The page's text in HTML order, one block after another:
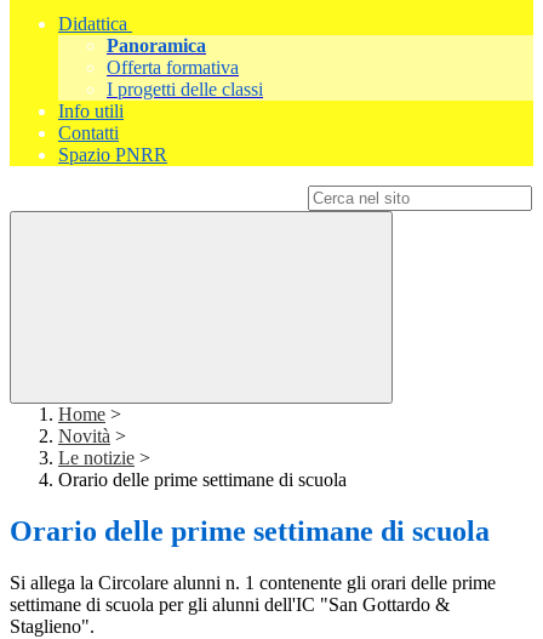
Didattica
Panoramica
Offerta formativa
I progetti delle classi
Info utili
Contatti
Spazio PNRR
Home >
Novità >
Le notizie >
Orario delle prime settimane di scuola
Orario delle prime settimane di scuola
Si allega la Circolare alunni n. 1 contenente gli orari delle prime
settimane di scuola per gli alunni dell'IC "San Gottardo &
Staglieno".